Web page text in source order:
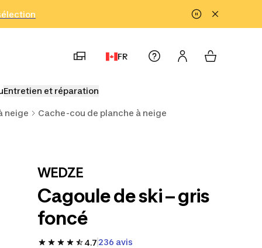
FR
Entretien et réparation
neige Cache-cou de planche à neige
WEDZE
Cagoule de ski – gris
foncé
4.7 236 avis